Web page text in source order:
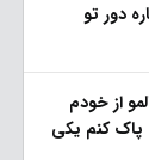
دور تو
از خودم
پاک کنم یکی